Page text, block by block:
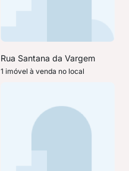
Rua Santana da Vargem
1 imóvel à venda no local